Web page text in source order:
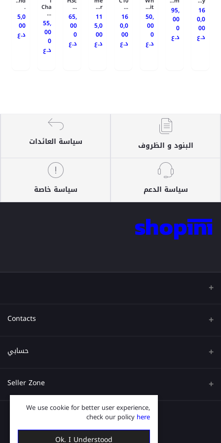
16
0,0
00
د.ع
95,
00
0
د.ع
it...
50,
00
0
د.ع
...
16
0,0
00
د.ع
r...
11
5,0
00
د.ع
...
65,
00
0
د.ع
Cha
...
55,
00
0
د.ع
.
5,0
00
د.ع
البنود و الظروف سياسة العائدات
سياسة الدعم سياسة خاصة
Contacts
عنوان
حسابي
تسجيل الدخول
Seller Zone
قدم الآن
We use cookie for better user experience,
check our policy here
Ok. I Understood